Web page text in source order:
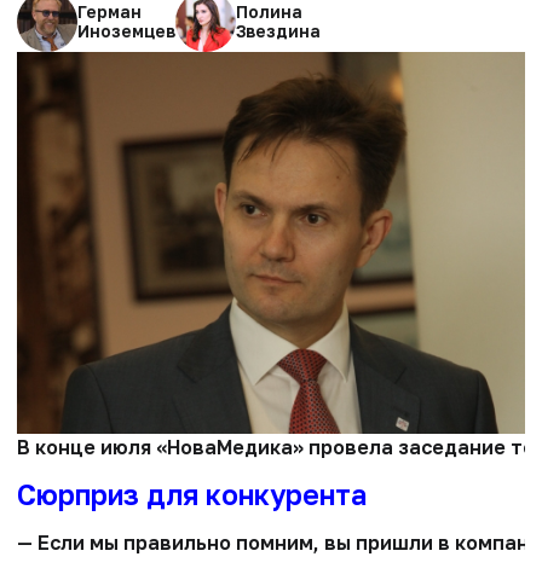
Герман
Иноземцев
Полина
Звездина
В конце июля «НоваМедика» провела заседание
Сюрприз для конкурента
— Если мы правильно помним, вы пришли в